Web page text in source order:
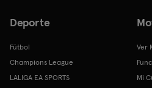
Deporte
Fútbol
Champions League
LALIGA EA SPORTS
Ver
Mi